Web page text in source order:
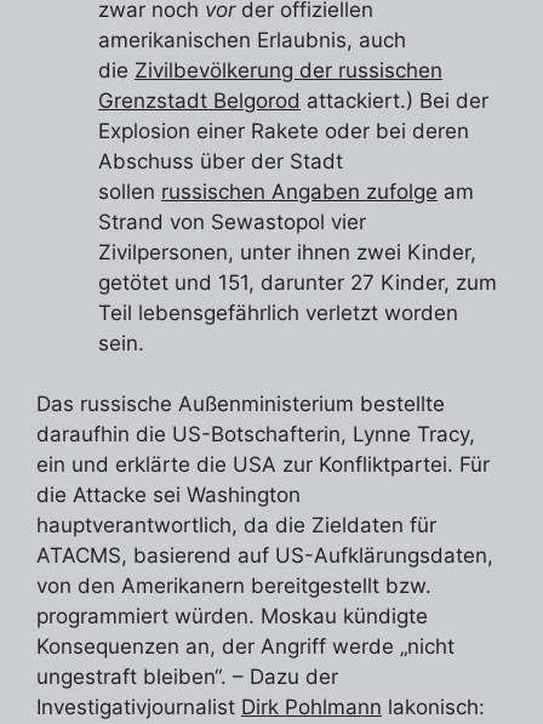
zwar noch vorder offiziellen
amerikanischen Erlaubnis, auch
die Zivilbevölkerung der russischen
Grenzstadt Belgorod attackiert.) Bei der
Explosion einer Rakete oder bei deren
Abschuss über der Stadt
sollen russischen Angaben zufolge am
Strand von Sewastopol vier
Zivilpersonen, unter ihnen zwei Kinder,
getötet und 151, darunter 27 Kinder, zum
Teil lebensgefährlich verletzt worden
sein.
Das russische Außenministerium bestellte
daraufhin die US-Botschafterin, Lynne Tracy,
ein und erklärte die USA zur Konfliktpartei. Für
die Attacke sei Washington
hauptverantwortlich, da die Zieldaten für
ATACMS, basierend auf US-Aufklärungsdaten,
von den Amerikanern bereitgestellt bzw.
programmiert würden. Moskau kündigte
Konsequenzen an, der Angriff werde „nicht
ungestraft bleiben“. – Dazu der
Investigativjournalist Dirk Pohlmann lakonisch: